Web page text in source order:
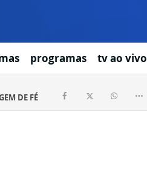
programas tv ao vivo
DE FÉ